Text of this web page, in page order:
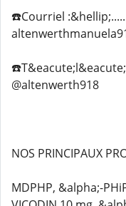
☎️Courriel
@altenwerth918
NOS PRINCIPAUX
MDPHP, &alpha;-